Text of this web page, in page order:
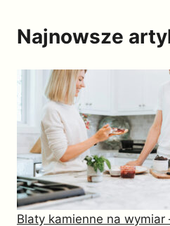
Najnowsze
Blaty kamienne na